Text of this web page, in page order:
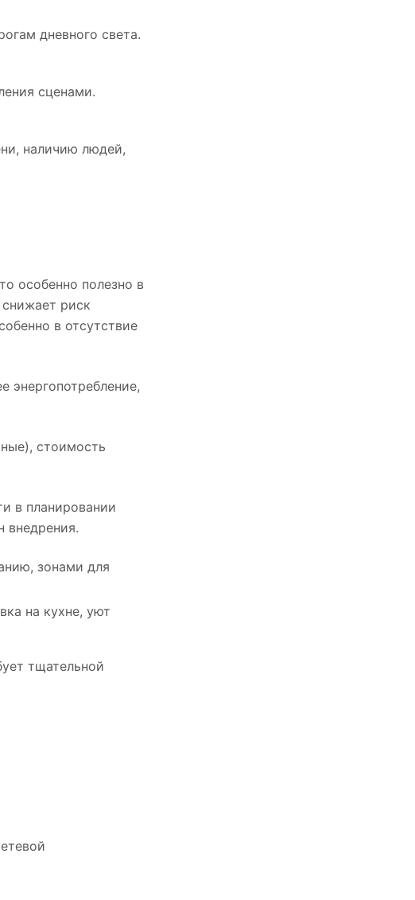
дневного света.
сценами.
наличию людей,
особенно полезно в
риск
в отсутствие
энергопотребление,
стоимость
в планировании
внедрения.
зонами для
на кухне, уют
тщательной